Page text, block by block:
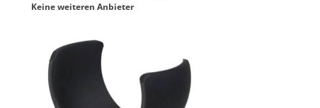
Keine weiteren Anbieter